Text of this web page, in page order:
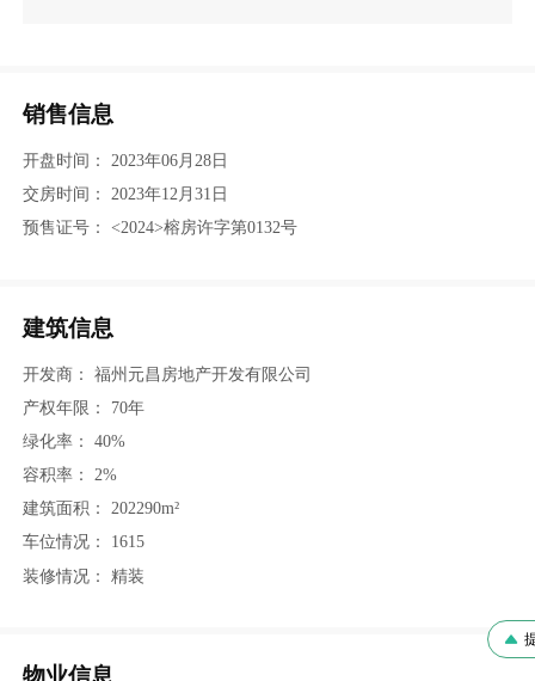
销售信息
开盘时间：
2023年06月28日
交房时间：
2023年12月31日
预售证号：
<2024>榕房许字第0132号
建筑信息
开发商：
福州元昌房地产开发有限公司
产权年限：
70年
绿化率：
40%
容积率：
2%
建筑面积：
202290m²
车位情况：
1615
装修情况：
精装
物业信息
提问